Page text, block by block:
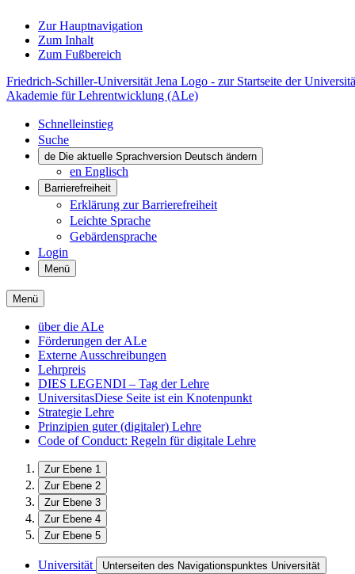
Zur Hauptnavigation
Zum Inhalt
Zum Fußbereich
Friedrich-Schiller-Universität Jena Logo - zur Startseite der
Akademie für Lehrentwicklung (ALe)
Schnelleinstieg
Suche
de Die aktuelle Sprachversion Deutsch ändern
en Englisch
Barrierefreiheit
Erklärung zur Barrierefreiheit
Leichte Sprache
Gebärdensprache
Login
Menü
Menü
über die ALe
Förderungen der ALe
Externe Ausschreibungen
Lehrpreis
DIES LEGENDI – Tag der Lehre
UniversitasDiese Seite ist ein Knotenpunkt
Strategie Lehre
Prinzipien guter (digitaler) Lehre
Code of Conduct: Regeln für digitale Lehre
Zur Ebene 1
Zur Ebene 2
Zur Ebene 3
Zur Ebene 4
Zur Ebene 5
Universität Unterseiten des Navigationspunktes Universität